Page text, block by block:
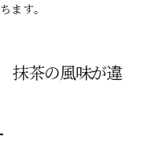
ます。
抹茶の風味が違